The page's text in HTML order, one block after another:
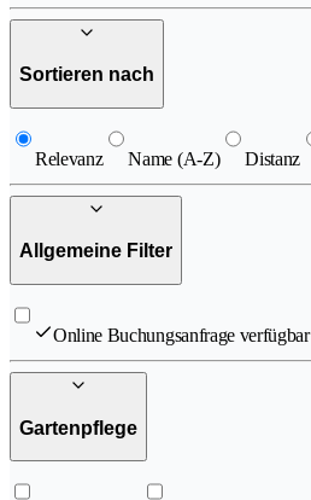
Sortieren nach
Relevanz Name (A-Z) Distanz
Allgemeine Filter
Online Buchungsanfrage verfügbar
Gartenpflege